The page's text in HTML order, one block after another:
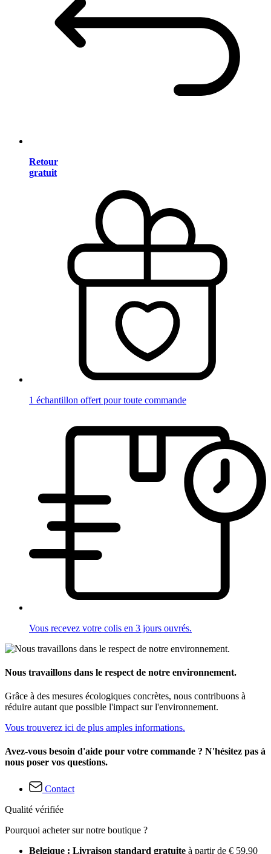
Retour
gratuit
1 échantillon offert pour toute commande
Vous recevez votre colis en 3 jours ouvrés.
Nous travaillons dans le respect de notre environnement.
Grâce à des mesures écologiques concrètes, nous contribuons à
réduire autant que possible l'impact sur l'environnement.
Vous trouverez ici de plus amples informations.
Avez-vous besoin d'aide pour votre commande ? N'hésitez pas à
nous poser vos questions.
Contact
Qualité vérifiée
Pourquoi acheter sur notre boutique ?
Belgique : Livraison standard gratuite à partir de € 59,90